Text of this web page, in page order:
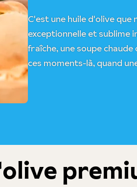
C'est une huile d'olive que
exceptionnelle et sublime
fraîche, une soupe
ces moments-là, quand